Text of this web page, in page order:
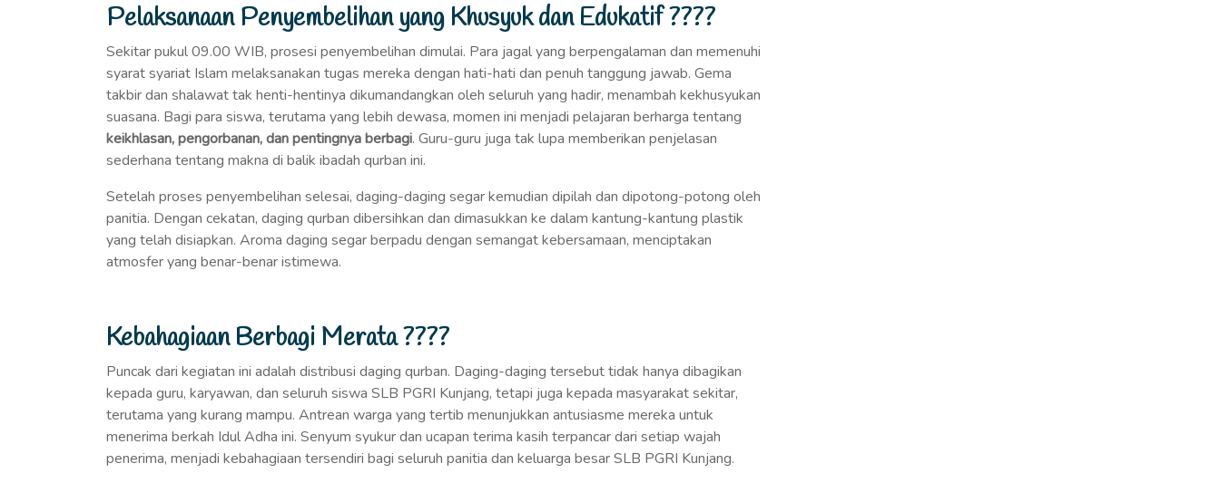
Pelaksanaan Penyembelihan yang Khusyuk dan Edukatif ????
Sekitar pukul 09.00 WIB, prosesi penyembelihan dimulai. Para jagal yang berpengalaman dan memenuhi
syarat syariat Islam melaksanakan tugas mereka dengan hati-hati dan penuh tanggung jawab. Gema
takbir dan shalawat tak henti-hentinya dikumandangkan oleh seluruh yang hadir, menambah kekhusyukan
suasana. Bagi para siswa, terutama yang lebih dewasa, momen ini menjadi pelajaran berharga tentang
keikhlasan, pengorbanan, dan pentingnya berbagi. Guru-guru juga tak lupa memberikan penjelasan
sederhana tentang makna di balik ibadah qurban ini.
Setelah proses penyembelihan selesai, daging-daging segar kemudian dipilah dan dipotong-potong oleh
panitia. Dengan cekatan, daging qurban dibersihkan dan dimasukkan ke dalam kantung-kantung plastik
yang telah disiapkan. Aroma daging segar berpadu dengan semangat kebersamaan, menciptakan
atmosfer yang benar-benar istimewa.
Kebahagiaan Berbagi Merata ????
Puncak dari kegiatan ini adalah distribusi daging qurban. Daging-daging tersebut tidak hanya dibagikan
kepada guru, karyawan, dan seluruh siswa SLB PGRI Kunjang, tetapi juga kepada masyarakat sekitar,
terutama yang kurang mampu. Antrean warga yang tertib menunjukkan antusiasme mereka untuk
menerima berkah Idul Adha ini. Senyum syukur dan ucapan terima kasih terpancar dari setiap wajah
penerima, menjadi kebahagiaan tersendiri bagi seluruh panitia dan keluarga besar SLB PGRI Kunjang.